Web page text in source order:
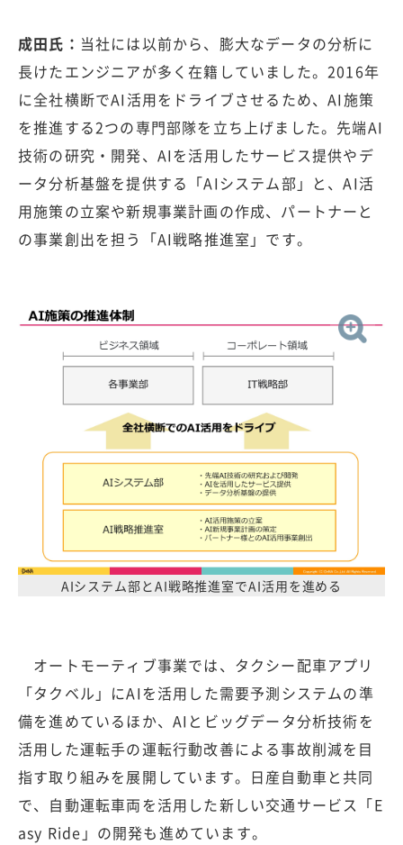
成田氏： 当社には以前から、膨大なデータの分析に
長けたエンジニアが多く在籍していました。2016年
に全社横断でAI活用をドライブさせるため、AI施策
を推進する2つの専門部隊を立ち上げました。先端AI
技術の研究・開発、AIを活用したサービス提供やデ
ータ分析基盤を提供する「AIシステム部」と、AI活
用施策の立案や新規事業計画の作成、パートナーと
の事業創出を担う「AI戦略推進室」です。
AIシステム部とAI戦略推進室でAI活用を進める
オートモーティブ事業では、タクシー配車アプリ
「タクベル」にAIを活用した需要予測システムの準
備を進めているほか、AIとビッグデータ分析技術を
活用した運転手の運転行動改善による事故削減を目
指す取り組みを展開しています。日産自動車と共同
で、自動運転車両を活用した新しい交通サービス「E
asy Ride」の開発も進めています。